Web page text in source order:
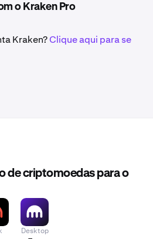
o Kraken Pro
Kraken?Clique aqui para se
de criptomoedas para o
Desktop